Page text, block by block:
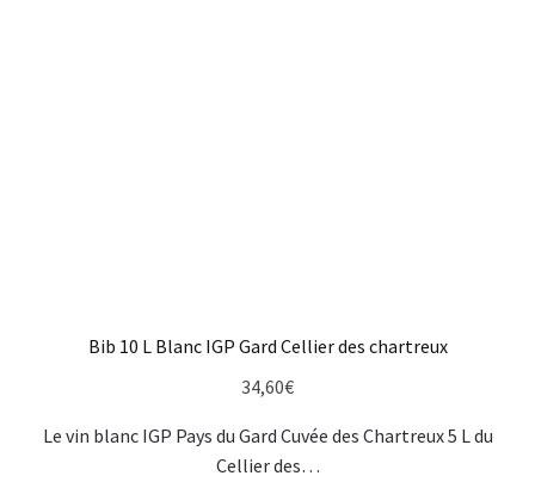
Bib 10 L Blanc IGP Gard Cellier des chartreux
34,60€
Le vin blanc IGP Pays du Gard Cuvée des Chartreux 5 L du
Cellier des…